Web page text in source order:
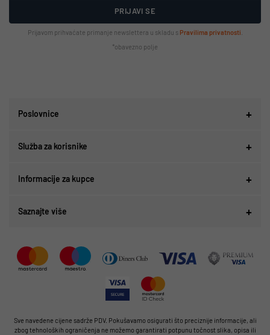
PRIJAVI SE
Prijavom prihvaćate primanje newslettera u skladu s Pravilima privatnosti
*obavezno polje
Poslovnice
Služba za korisnike
Informacije za kupce
Saznajte više
Sve navedene cijene sadrže PDV. Pokušavamo osigurati što preciznije informacije, ali
zbog tehnoloških ograničenja ne možemo garantirati potpunu točnost slika, opisa ili